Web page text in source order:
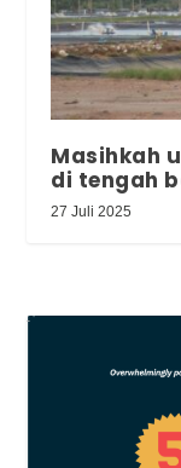
Masihkah
di tengah
27 Juli 2025